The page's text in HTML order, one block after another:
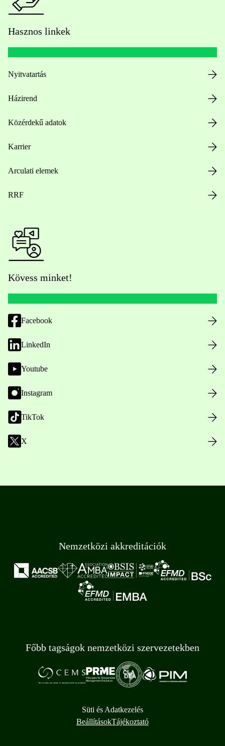
Hasznos linkek
Nyitvatartás
Házirend
Közérdekű adatok
Karrier
Arculati elemek
RRF
Kövess minket!
Facebook
LinkedIn
Youtube
Instagram
TikTok
X
Nemzetközi akkreditációk
Főbb tagságok nemzetközi szervezetekben
Süti és Adatkezelés
BeállításokTájékoztató